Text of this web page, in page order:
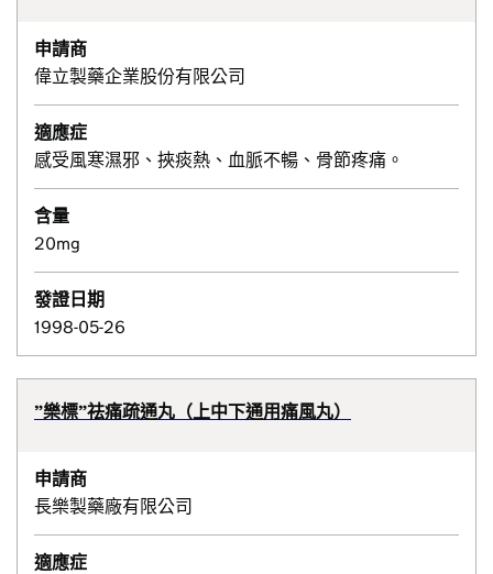
申請商
偉立製藥企業股份有限公司
適應症
感受風寒濕邪、挾痰熱、血脈不暢、骨節疼痛。
含量
20mg
發證日期
1998-05-26
”樂標”祛痛疏通丸（上中下通用痛風丸）
申請商
長樂製藥廠有限公司
適應症